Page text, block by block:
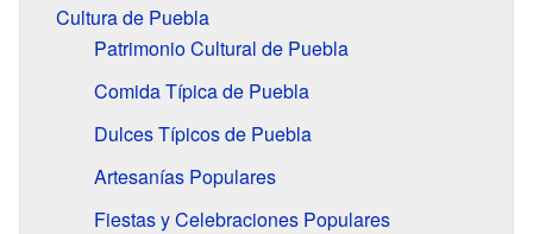
Cultura de Puebla
Patrimonio Cultural de Puebla
Comida Típica de Puebla
Dulces Típicos de Puebla
Artesanías Populares
Fiestas y Celebraciones Populares